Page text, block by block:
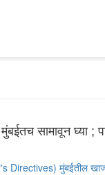
मुंबईतच सामावून
मुंबईतील